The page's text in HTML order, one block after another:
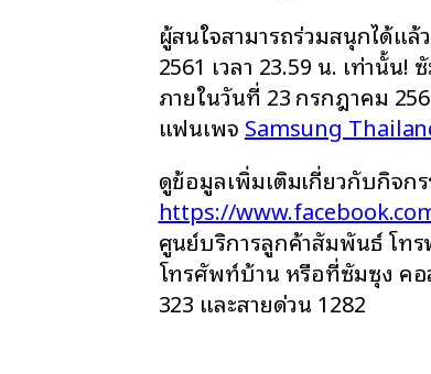
ผู้สนใจสามารถร่วมสนุกได้แ
2561 เวลา 23.59 น. เท่านั้น!
ภายในวันที่ 23 กรกฎาคม
แฟนเพจ Samsung
ดูข้อมูลเพิ่มเติมเกี่ยวกับกิจก
https://
ศูนย์บริการลูกค้าสัมพันธ์ โทร
โทรศัพท์บ้าน หรือที่ซัมซุง คอ
323 และสายด่วน 1282